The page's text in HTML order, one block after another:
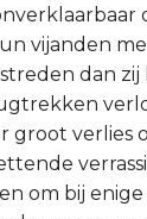
vijanden
dan zij
groot verlies
om bij enige